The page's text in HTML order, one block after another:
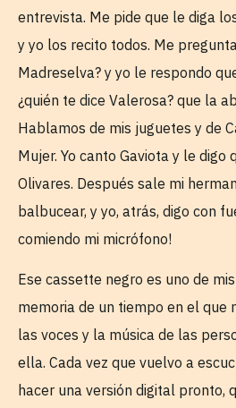
entrevista. Me pide que le diga
y yo los recito todos. Me
Madreselva? y yo le respondo
¿quién te dice Valerosa? que la
Hablamos de mis juguetes y de
Mujer. Yo canto Gaviota y le digo
Olivares. Después sale mi
balbucear, y yo, atrás, digo con
comiendo mi micrófono!
Ese cassette negro es uno de
memoria de un tiempo en el que
las voces y la música de las
ella. Cada vez que vuelvo a
hacer una versión digital pronto,